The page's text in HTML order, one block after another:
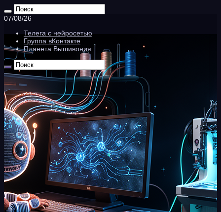
07/08/26
Телега с нейросетью
Группа вКонтакте
Планета Вышивония